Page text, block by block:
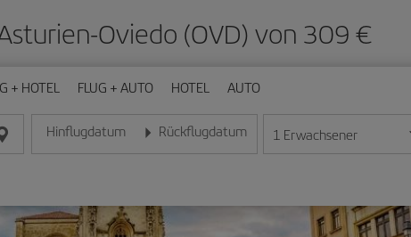
Oviedo (OVD) von 309 €
+ HOTEL FLUG + AUTO HOTEL AUTO
Hinflugdatum
Geben Sie das Datum im Format Tag/Monat/Jahr ein
Rückflugdatum
Geben Sie das Datum im Format Tag/Monat/Jahr ein
1 Erwachsener